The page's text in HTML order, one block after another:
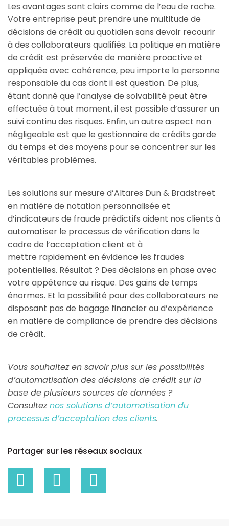
Les avantages sont clairs comme de l’eau de roche.
Votre entreprise peut prendre une multitude de
décisions de crédit au quotidien sans devoir recourir
à des collaborateurs qualifiés. La politique en matière
de crédit est préservée de manière proactive et
appliquée avec cohérence, peu importe la personne
responsable du cas dont il est question. De plus,
étant donné que l’analyse de solvabilité peut être
effectuée à tout moment, il est possible d’assurer un
suivi continu des risques. Enfin, un autre aspect non
négligeable est que le gestionnaire de crédits garde
du temps et des moyens pour se concentrer sur les
véritables problèmes.
Les solutions sur mesure d’Altares Dun & Bradstreet
en matière de notation personnalisée et
d’indicateurs de fraude prédictifs aident nos clients à
automatiser le processus de vérification dans le
cadre de l’acceptation client et à
mettre rapidement en évidence les fraudes
potentielles. Résultat ? Des décisions en phase avec
votre appétence au risque. Des gains de temps
énormes. Et la possibilité pour des collaborateurs ne
disposant pas de bagage financier ou d’expérience
en matière de compliance de prendre des décisions
de crédit.
Vous souhaitez en savoir plus sur les possibilités
d’automatisation des décisions de crédit sur la
base de plusieurs sources de données ?
Consulteznos solutions d’automatisation du
processus d’acceptation des clients.
Partager sur les réseaux sociaux